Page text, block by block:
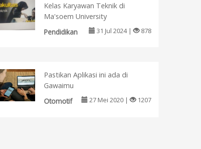
Kelas Karyawan Teknik di
Ma'soem University
Pendidikan
31 Jul 2024 | 878
Pastikan Aplikasi ini ada di
Gawaimu
Otomotif
27 Mei 2020 | 1207